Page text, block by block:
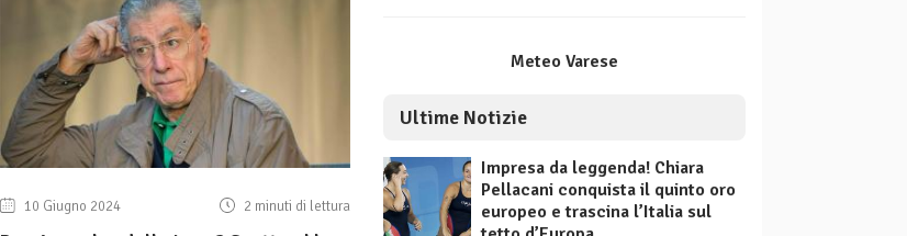
10 Giugno 2024 2 minuti di lettura
Meteo Varese
Ultime Notizie
Impresa da leggenda! Chiara
Pellacani conquista il quinto oro
europeo e trascina l’Italia sul